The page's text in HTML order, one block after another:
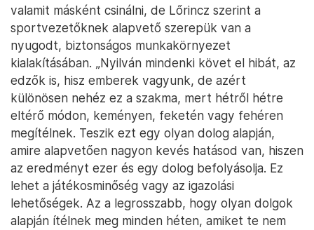
valamit másként csinálni, de Lőrincz szerint a
sportvezetőknek alapvető szerepük van a
nyugodt, biztonságos munkakörnyezet
kialakításában. „Nyilván mindenki követ el hibát, az
edzők is, hisz emberek vagyunk, de azért
különösen nehéz ez a szakma, mert hétről hétre
eltérő módon, keményen, feketén vagy fehéren
megítélnek. Teszik ezt egy olyan dolog alapján,
amire alapvetően nagyon kevés hatásod van, hiszen
az eredményt ezer és egy dolog befolyásolja. Ez
lehet a játékosminőség vagy az igazolási
lehetőségek. Az a legrosszabb, hogy olyan dolgok
alapján ítélnek meg minden héten, amiket te nem